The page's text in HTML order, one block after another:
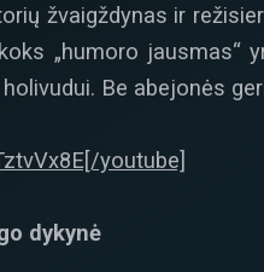
žvaigždynas ir
„humoro jausmas“
Be abejonės
youtube]
dykynė